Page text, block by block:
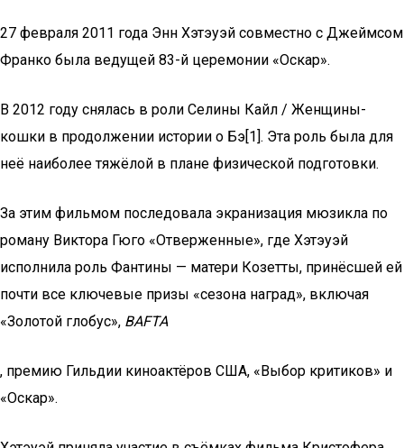
27 февраля 2011 года Энн Хэтэуэй совместно с Джеймсом
Франко была ведущей 83-й церемонии «Оскар».
В 2012 году снялась в роли Селины Кайл / Женщины-
кошки в продолжении истории о Бэ[1]. Эта роль была для
неё наиболее тяжёлой в плане физической подготовки.
За этим фильмом последовала экранизация мюзикла по
роману Виктора Гюго «Отверженные», где Хэтэуэй
исполнила роль Фантины — матери Козетты, принёсшей ей
почти все ключевые призы «сезона наград», включая
«Золотой глобус», BAFTA
, премию Гильдии киноактёров США, «Выбор критиков» и
«Оскар».